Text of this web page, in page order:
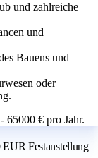
und zahlreiche
und
Bauens und
oder
65000 € pro Jahr.
EUR Festanstellung